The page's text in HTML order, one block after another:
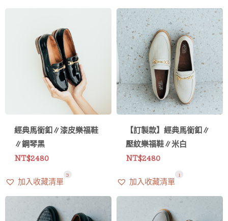
經典馬銜釦∥漆皮樂福鞋
∥鋼琴黑
NT$2480
加入收藏清單
3
【訂製款】經典馬銜釦∥
壓紋樂福鞋∥米白
NT$2480
加入收藏清單
61